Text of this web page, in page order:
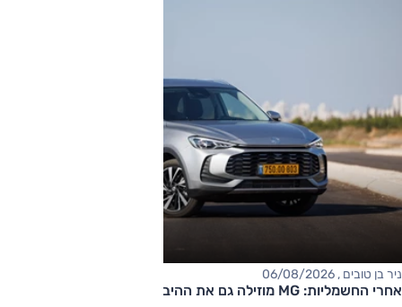
ניר בן טובים , 06/08/2026
אחרי החשמליות: MG מוזילה גם את ההיברידיות